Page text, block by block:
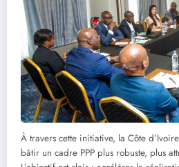
À travers cette initiative, la Côte
bâtir un cadre PPP plus robuste, plus